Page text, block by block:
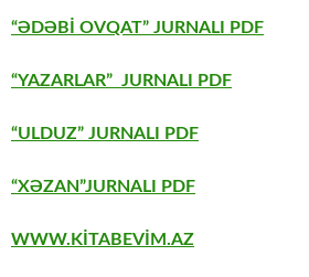
“ƏDƏBİ OVQAT” JURNALI PDF
“YAZARLAR” JURNALI PDF
“ULDUZ” JURNALI PDF
“XƏZAN”JURNALI PDF
WWW.KİTABEVİM.AZ